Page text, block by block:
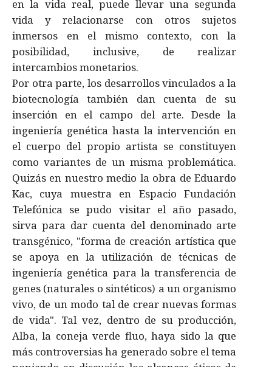
en la vida real, puede llevar una segunda
vida y relacionarse con otros sujetos
inmersos en el mismo contexto, con la
posibilidad, inclusive, de realizar
intercambios monetarios.
Por otra parte, los desarrollos vinculados a la
biotecnologí­a también dan cuenta de su
inserción en el campo del arte. Desde la
ingenierí­a genética hasta la intervención en
el cuerpo del propio artista se constituyen
como variantes de un misma problemática.
Quizás en nuestro medio la obra de Eduardo
Kac, cuya muestra en Espacio Fundación
Telefónica se pudo visitar el año pasado,
sirva para dar cuenta del denominado arte
transgénico, "forma de creación artí­stica que
se apoya en la utilización de técnicas de
ingenierí­a genética para la transferencia de
genes (naturales o sintéticos) a un organismo
vivo, de un modo tal de crear nuevas formas
de vida". Tal vez, dentro de su producción,
Alba, la coneja verde fluo, haya sido la que
más controversias ha generado sobre el tema